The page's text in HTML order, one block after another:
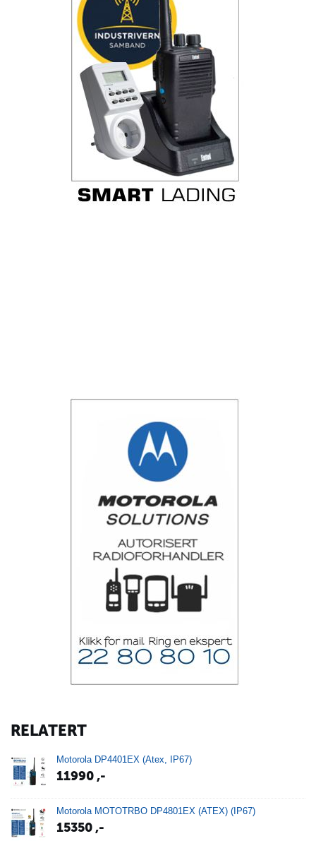
RELATERT
Motorola DP4401EX (Atex, IP67)
11990,-
Motorola MOTOTRBO DP4801EX (ATEX) (IP67)
15350,-